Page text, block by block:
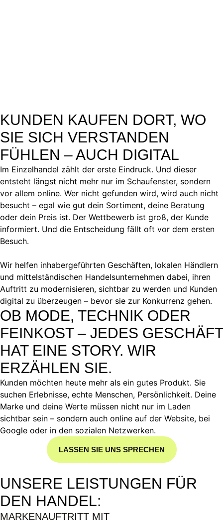
KUNDEN KAUFEN DORT, WO
SIE SICH VERSTANDEN
FÜHLEN – AUCH DIGITAL
Im Einzelhandel zählt der erste Eindruck. Und dieser
entsteht längst nicht mehr nur im Schaufenster, sondern
vor allem online. Wer nicht gefunden wird, wird auch nicht
besucht – egal wie gut dein Sortiment, deine Beratung
oder dein Preis ist. Der Wettbewerb ist groß, der Kunde
informiert. Und die Entscheidung fällt oft vor dem ersten
Besuch.
Wir helfen inhabergeführten Geschäften, lokalen Händlern
und mittelständischen Handelsunternehmen dabei, ihren
Auftritt zu modernisieren, sichtbar zu werden und Kunden
digital zu überzeugen – bevor sie zur Konkurrenz gehen.
OB MODE, TECHNIK ODER
FEINKOST – JEDES GESCHÄFT
HAT EINE STORY. WIR
ERZÄHLEN SIE.
Kunden möchten heute mehr als ein gutes Produkt. Sie
suchen Erlebnisse, echte Menschen, Persönlichkeit. Deine
Marke und deine Werte müssen nicht nur im Laden
sichtbar sein – sondern auch online auf der Website, bei
Google oder in den sozialen Netzwerken.
LASSEN SIE UNS SPRECHEN
UNSERE LEISTUNGEN FÜR
DEN HANDEL:
MARKENAUFTRITT MIT